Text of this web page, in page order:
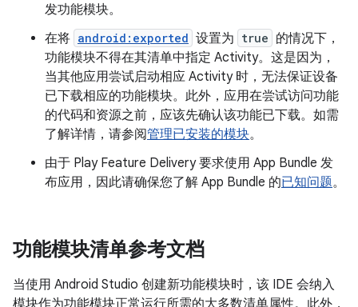
发功能模块。
在将 android:exported 设置为 true 的情况下，
功能模块不得在其清单中指定 Activity。这是因为，
当其他应用尝试启动相应 Activity 时，无法保证设备
已下载相应的功能模块。此外，应用在尝试访问功能
的代码和资源之前，应该先确认该功能已下载。如需
了解详情，请参阅管理已安装的模块。
由于 Play Feature Delivery 要求使用 App Bundle 发
布应用，因此请确保您了解 App Bundle 的已知问题。
功能模块清单参考文档
当使用 Android Studio 创建新功能模块时，该 IDE 会纳入